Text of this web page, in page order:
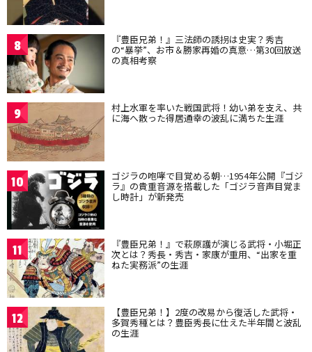
8 『豊臣兄弟！』三法師の誘拐は史実？秀吉
の“暴挙”、お市＆勝家再婚の真意…第30回放送
の真相考察
9 村上水軍を率いた戦国武将！幼い弟を支え、共
に海へ散った得居通幸の波乱に満ちた生涯
10 ゴジラの咆哮で目覚める朝…1954年公開『ゴジ
ラ』の貴重音源を搭載した「ゴジラ音声目覚ま
し時計」が新発売
11 『豊臣兄弟！』で萩原護が演じる武将・小堀正
次とは？秀長・秀吉・家康が重用、“出家を重
ねた実務派”の生涯
12 【豊臣兄弟！】2度の改易から復活した武将・
多賀秀種とは？豊臣秀長に仕えた半年間と波乱
の生涯